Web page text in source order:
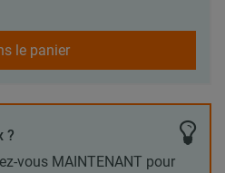
le panier
?
vous MAINTENANT pour